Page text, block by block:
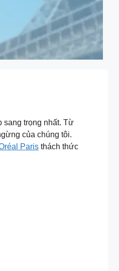
sang trọng nhất. Từ
của chúng tôi.
Paris thách thức